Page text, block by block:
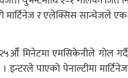
मार्टिनेज र एलेक्सिस सान्चेजले
मिनेटमा एमसिकेनीले गोल
पाएको पेनाल्टीमा